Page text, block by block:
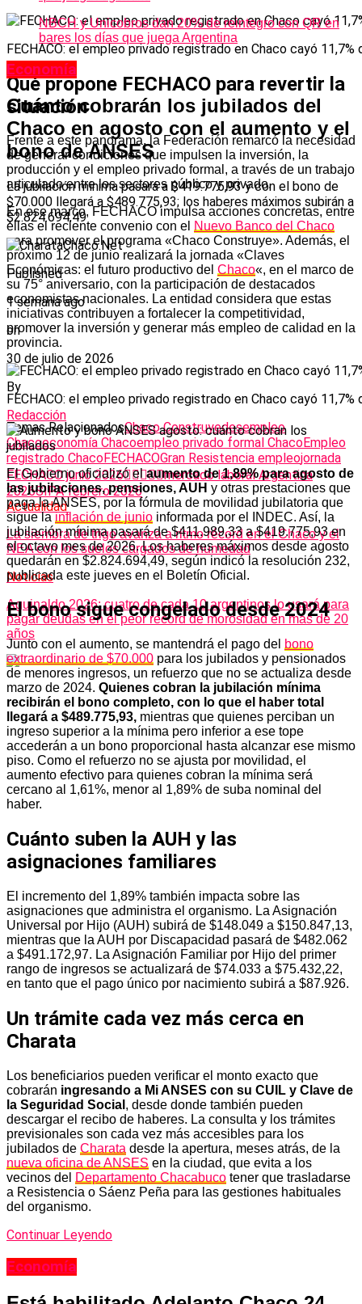
FECHACO: el empleo privado registrado en Chaco cayó 11,7%
Qué propone FECHACO para revertir la
situación
Frente a este panorama, la Federación remarcó la necesidad
de generar condiciones que impulsen la inversión, la
producción y el empleo privado formal, a través de un trabajo
articulado entre los sectores público y privado.
En ese marco, FECHACO impulsa acciones concretas, entre
ellas el reciente convenio con el Nuevo Banco del Chaco
para promover el programa «Chaco Construye». Además, el
próximo 12 de junio realizará la jornada «Claves
Económicas: el futuro productivo del Chaco«, en el marco de
su 75° aniversario, con la participación de destacados
economistas nacionales. La entidad considera que estas
iniciativas contribuyen a fortalecer la competitividad,
promover la inversión y generar más empleo de calidad en la
provincia.
FECHACO: el empleo privado registrado en Chaco cayó 11,7%
Temas RelacionadosChaco Construyedesempleo
Chacoeconomía Chacoempleo privado formal ChacoEmpleo
registrado ChacoFECHACOGran Resistencia empleojornada
FECHACO junio 2026mercado laboral Argentina
2026SIPA febrero 2026
Actualidad
La siembra de trigo avanza a ritmo récord en el Chaco y el
NEA con los suelos cargados de humedad
Noticias
Aguinaldo 2026: cuatro de cada 10 argentinos lo usará para
pagar deudas en el peor récord de morosidad en más de 20
años
NBCH y Unicobros dan 20% de reintegro con QR en
bares los días que juega Argentina
Economía
Cuánto cobrarán los jubilados del
Chaco en agosto con el aumento y el
bono de ANSES
La jubilación mínima pasará a $419.775,93 y con el bono de
$70.000 llegará a $489.775,93; los haberes máximos subirán a
$2.824.694,49
Published
1 semana ago
on
30 de julio de 2026
By
Redacción
El Gobierno oficializó elaumento de 1,89% para agosto de
las jubilaciones, pensiones, AUH y otras prestaciones que
paga la ANSES, por la fórmula de movilidad jubilatoria que
sigue lainflación de junio informada por el INDEC. Así, la
jubilación mínima pasará de $411.989,33 a $419.775,93 en
el octavo mes de 2026. Los haberes máximos desde agosto
quedarán en $2.824.694,49, según indicó la resolución 232,
publicada este jueves en el Boletín Oficial.
El bono sigue congelado desde 2024
Junto con el aumento, se mantendrá el pago del bono
extraordinario de $70.000 para los jubilados y pensionados
de menores ingresos, un refuerzo que no se actualiza desde
marzo de 2024. Quienes cobran la jubilación mínima
recibirán el bono completo, con lo que el haber total
llegará a $489.775,93, mientras que quienes perciban un
ingreso superior a la mínima pero inferior a ese tope
accederán a un bono proporcional hasta alcanzar ese mismo
piso. Como el refuerzo no se ajusta por movilidad, el
aumento efectivo para quienes cobran la mínima será
cercano al 1,61%, menor al 1,89% de suba nominal del
haber.
Cuánto suben la AUH y las
asignaciones familiares
El incremento del 1,89% también impacta sobre las
asignaciones que administra el organismo. La Asignación
Universal por Hijo (AUH) subirá de $148.049 a $150.847,13,
mientras que la AUH por Discapacidad pasará de $482.062
a $491.172,97. La Asignación Familiar por Hijo del primer
rango de ingresos se actualizará de $74.033 a $75.432,22,
en tanto que el pago único por nacimiento subirá a $87.926.
Un trámite cada vez más cerca en
Charata
Los beneficiarios pueden verificar el monto exacto que
cobrarán ingresando a Mi ANSES con su CUIL y Clave de
la Seguridad Social , desde donde también pueden
descargar el recibo de haberes. La consulta y los trámites
previsionales son cada vez más accesibles para los
jubilados de Charata desde la apertura, meses atrás, de la
nueva oficina de ANSES en la ciudad, que evita a los
vecinos del Departamento Chacabuco tener que trasladarse
a Resistencia o Sáenz Peña para las gestiones habituales
del organismo.
Continuar Leyendo
Economía